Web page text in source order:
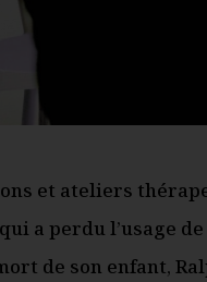
et ateliers
a perdu l’usage
de son enfant,